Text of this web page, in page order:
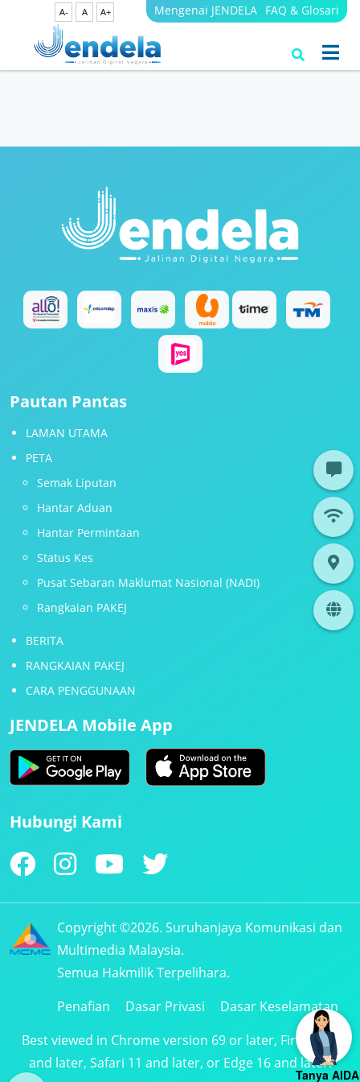
A- A A+ Mengenai JENDELA FAQ & Glosari
Search Results
Pautan Pantas
LAMAN UTAMA
PETA
Semak Liputan
Hantar Aduan
Hantar Permintaan
Status Kes
Pusat Sebaran Maklumat Nasional (NADI)
Rangkaian PAKEJ
BERITA
RANGKAIAN PAKEJ
CARA PENGGUNAAN
JENDELA Mobile App
Hubungi Kami
Copyright ©2026. Suruhanjaya Komunikasi dan
Multimedia Malaysia.
Semua Hakmilik Terpelihara.
Penafian
Dasar Privasi
Dasar Keselamatan
Best viewed in Chrome version 69 or later, Firefox 61
and later, Safari 11 and later, or Edge 16 and later.